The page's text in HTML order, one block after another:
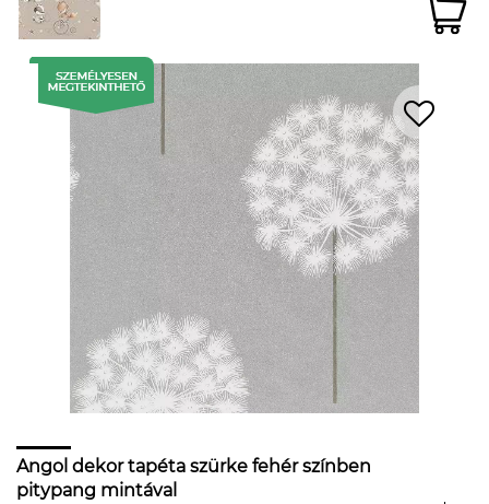
Angol dekor tapéta szürke fehér színben
pitypang mintával